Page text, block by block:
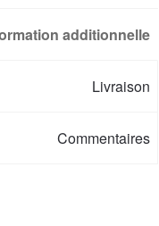
additionnelle
Livraison
Commentaires